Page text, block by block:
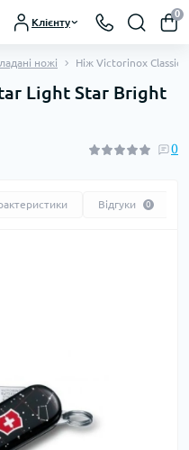
Клієнту
0
ножі Ніж Victorinox Classic
Light Star Bright
0
Відгуки 0